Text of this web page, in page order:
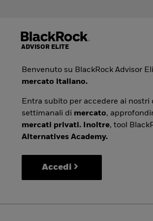
Benvenuto su BlackRock Advisor
mercato italiano.
Entra subito per accedere ai
settimanali di mercato,
mercati privati. Inoltre, tool
Alternatives Academy.
Accedi